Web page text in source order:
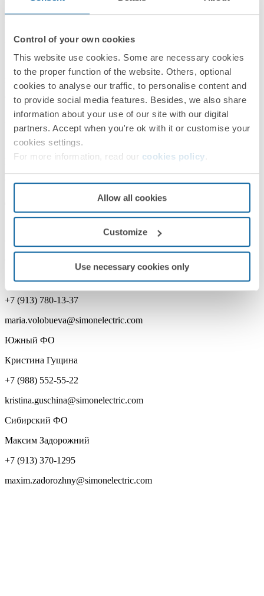
Control of your own cookies
This website use cookies. Some are necessary cookies
to the proper function of the website. Others, optional
cookies to analyse our traffic, to personalise content and
to provide social media features. Besides, we also share
information about your use of our site with our digital
partners. Accept when you're ok with it or customise your
cookies settings.
For more information, read our cookies policy
Allow all cookies
Customize
Use necessary cookies only
Мария Волобуева
+7 (913) 780-13-37
maria.volobueva@simonelectric.com
Техническая поддержка
Павел Павликов
+7 (985) 180-2164
pavel.pavlikov@simonelectric.com
Северо-Западный ФО
+7 (981) 100-11-74
Мария Волобуева
+7 (913) 780-13-37
maria.volobueva@simonelectric.com
Южный ФО
Кристина Гущина
+7 (988) 552-55-22
kristina.guschina@simonelectric.com
Сибирский ФО
Максим Задорожний
+7 (913) 370-1295
maxim.zadorozhny@simonelectric.com